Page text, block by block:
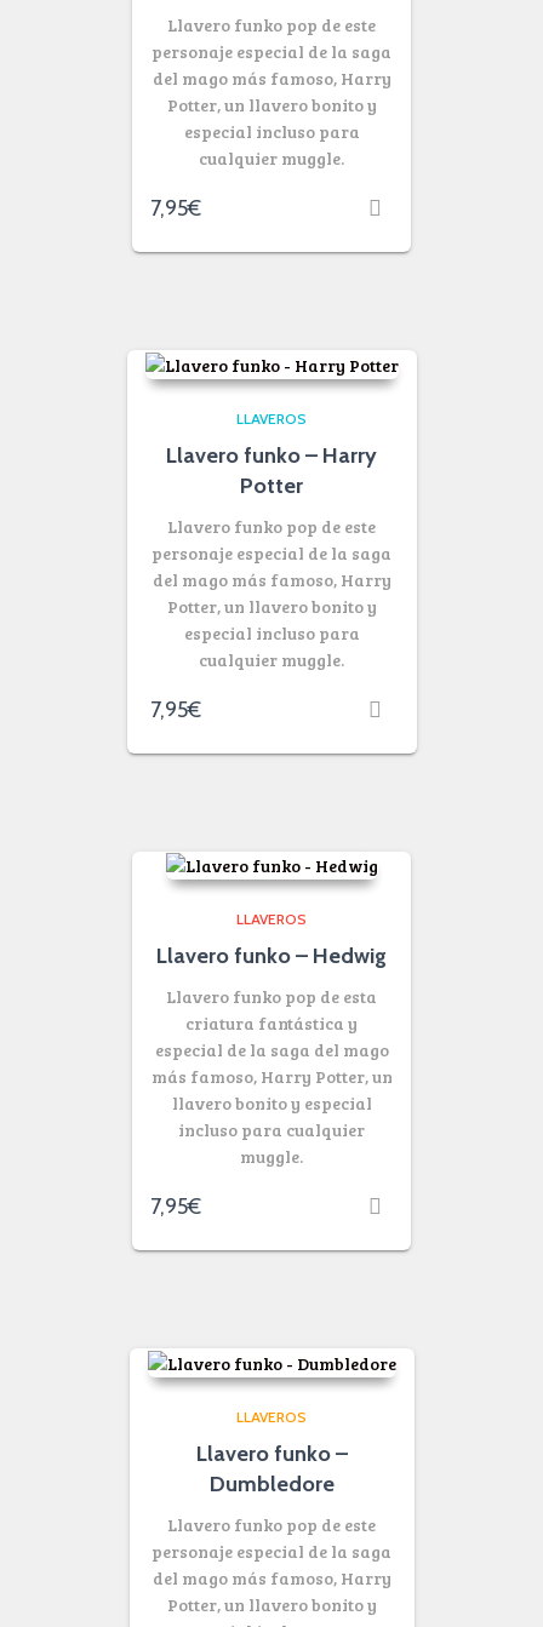
Llavero funko pop de este
personaje especial de la saga
del mago más famoso, Harry
Potter, un llavero bonito y
especial incluso para
cualquier muggle.
7,95€
LLAVEROS
Llavero funko – Harry
Potter
Llavero funko pop de este
personaje especial de la saga
del mago más famoso, Harry
Potter, un llavero bonito y
especial incluso para
cualquier muggle.
7,95€
LLAVEROS
Llavero funko – Hedwig
Llavero funko pop de esta
criatura fantástica y
especial de la saga del mago
más famoso, Harry Potter, un
llavero bonito y especial
incluso para cualquier
muggle.
7,95€
LLAVEROS
Llavero funko –
Dumbledore
Llavero funko pop de este
personaje especial de la saga
del mago más famoso, Harry
Potter, un llavero bonito y